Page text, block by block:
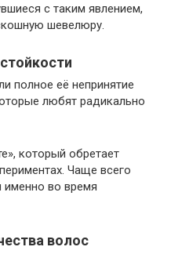
с таким явлением,
шевелюру.
полное её непринятие
любят радикально
который обретает
Чаще всего
именно во время
волос